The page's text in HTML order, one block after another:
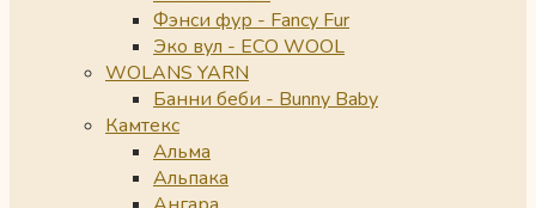
Фэнси фур - Fancy Fur
Эко вул - ECO WOOL
WOLANS YARN
Банни беби - Bunny Baby
Камтекс
Альма
Альпака